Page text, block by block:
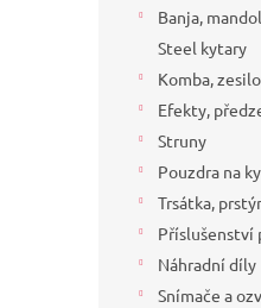
Banja,
Steel kytary
Komba,
Efekty,
Struny
Pouzdra na
Trsátka,
Příslušenství
Náhradní díly
Snímače a